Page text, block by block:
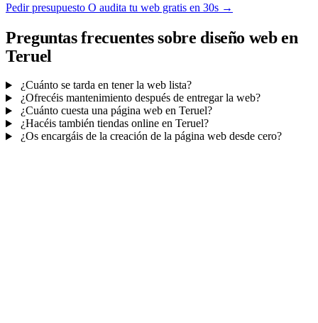
Pedir presupuesto O audita tu web gratis en 30s →
Preguntas frecuentes sobre diseño web en
Teruel
¿Cuánto se tarda en tener la web lista?
¿Ofrecéis mantenimiento después de entregar la web?
¿Cuánto cuesta una página web en Teruel?
¿Hacéis también tiendas online en Teruel?
¿Os encargáis de la creación de la página web desde cero?